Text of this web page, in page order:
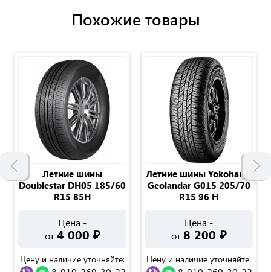
Похожие товары
Летние шины
Doublestar DH05 185/60
R15 85Н
Цена -
от4 000 ₽
Цену и наличие уточняйте:
Летние шины Yokohama
Geolandar G015 205/70
R15 96 H
Цена -
от8 200 ₽
Цену и наличие уточняйте: